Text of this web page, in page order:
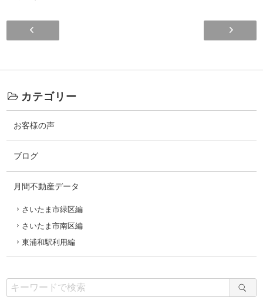
カテゴリー
お客様の声
ブログ
月間不動産データ
さいたま市緑区編
さいたま市南区編
東浦和駅利用編